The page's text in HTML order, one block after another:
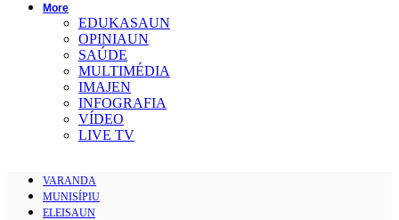
More
EDUKASAUN
OPINIAUN
SAÚDE
MULTIMÉDIA
IMAJEN
INFOGRAFIA
VÍDEO
LIVE TV
VARANDA
MUNISÍPIU
ELEISAUN